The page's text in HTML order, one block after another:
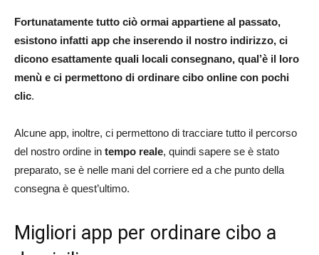
Fortunatamente tutto ciò ormai appartiene al passato,
esistono infatti app che inserendo il nostro indirizzo, ci
dicono esattamente quali locali consegnano, qual’è il loro
menù e ci permettono di ordinare cibo online con pochi
clic.
Alcune app, inoltre, ci permettono di tracciare tutto il percorso
del nostro ordine in tempo reale, quindi sapere se è stato
preparato, se è nelle mani del corriere ed a che punto della
consegna è quest’ultimo.
Migliori app per ordinare cibo a